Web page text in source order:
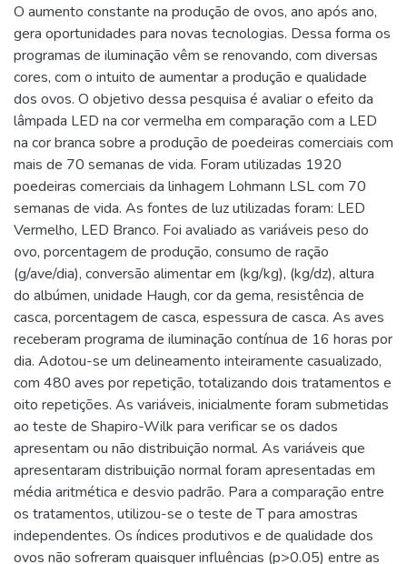
O aumento constante na produção de ovos, ano após ano,
gera oportunidades para novas tecnologias. Dessa forma os
programas de iluminação vêm se renovando, com diversas
cores, com o intuito de aumentar a produção e qualidade
dos ovos. O objetivo dessa pesquisa é avaliar o efeito da
lâmpada LED na cor vermelha em comparação com a LED
na cor branca sobre a produção de poedeiras comerciais com
mais de 70 semanas de vida. Foram utilizadas 1920
poedeiras comerciais da linhagem Lohmann LSL com 70
semanas de vida. As fontes de luz utilizadas foram: LED
Vermelho, LED Branco. Foi avaliado as variáveis peso do
ovo, porcentagem de produção, consumo de ração
(g/ave/dia), conversão alimentar em (kg/kg), (kg/dz), altura
do albúmen, unidade Haugh, cor da gema, resistência de
casca, porcentagem de casca, espessura de casca. As aves
receberam programa de iluminação contínua de 16 horas por
dia. Adotou-se um delineamento inteiramente casualizado,
com 480 aves por repetição, totalizando dois tratamentos e
oito repetições. As variáveis, inicialmente foram submetidas
ao teste de Shapiro-Wilk para verificar se os dados
apresentam ou não distribuição normal. As variáveis que
apresentaram distribuição normal foram apresentadas em
média aritmética e desvio padrão. Para a comparação entre
os tratamentos, utilizou-se o teste de T para amostras
independentes. Os índices produtivos e de qualidade dos
ovos não sofreram quaisquer influências (p>0.05) entre as